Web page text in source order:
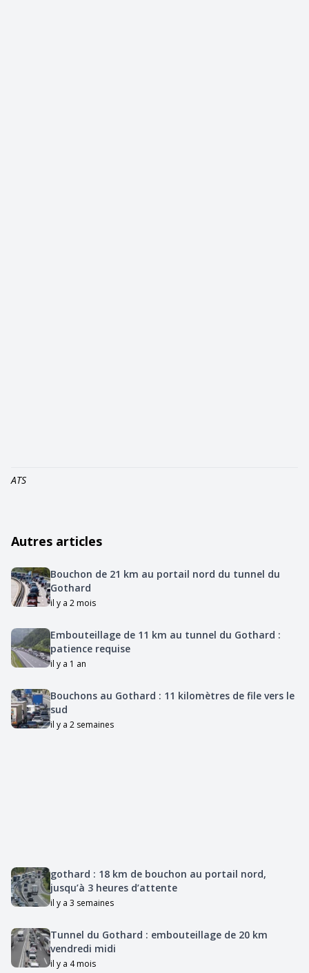
ATS
Autres articles
Bouchon de 21 km au portail nord du tunnel du
Gothard
il y a 2 mois
Embouteillage de 11 km au tunnel du Gothard :
patience requise
il y a 1 an
Bouchons au Gothard : 11 kilomètres de file vers le
sud
il y a 2 semaines
gothard : 18 km de bouchon au portail nord,
jusqu’à 3 heures d’attente
il y a 3 semaines
Tunnel du Gothard : embouteillage de 20 km
vendredi midi
il y a 4 mois